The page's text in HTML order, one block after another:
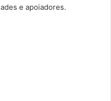
e apoiadores.